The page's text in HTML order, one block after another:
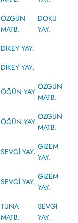
ÖZGÜN
MATB.
DOKU
YAY.
DİKEY YAY.
DİKEY YAY.
ÖĞÜN YAY.
ÖZGÜN
MATB.
ÖĞÜN YAY.
ÖZGÜN
MATB.
SEVGİ YAY.
GİZEM
YAY.
SEVGİ YAY.
GİZEM
YAY.
TUNA
MATB.
SEVGİ
YAY.